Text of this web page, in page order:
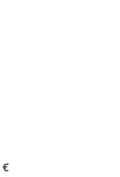
€